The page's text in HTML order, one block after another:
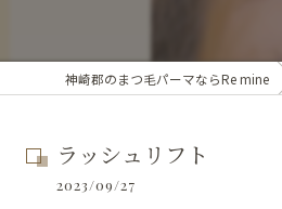
神崎郡のまつ毛パーマならRe mine
ラッシュリフト
2023/09/27